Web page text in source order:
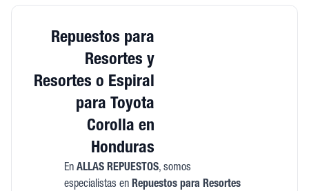
Repuestos para
Resortes y
Resortes o Espiral
para Toyota
Corolla en
Honduras
En ALLAS REPUESTOS, somos
especialistas en Repuestos para Resortes